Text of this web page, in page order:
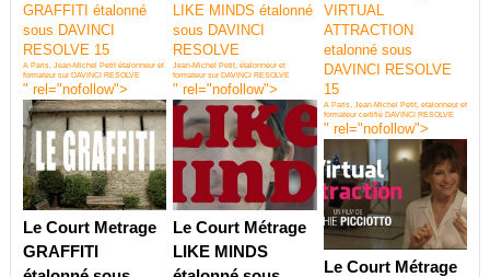
GRAFFITI étalonné
sous DAVINCI
RESOLVE 15
A Paris, Jean-Michel Petit étalonneur et
formateur sur DAVINCI RESOLVE
" rel="nofollow">
Le Court Metrage
GRAFFITI
LIKE MINDS étalonné
sous DAVINCI
RESOLVE
Jean-Michel Petit, étalonneur et
formateur sur DAVINCI RESOLVE
" rel="nofollow">
Le Court Métrage
LIKE MINDS
VIRTUAL
ATTRACTION
etalonné sous
DAVINCI RESOLVE
15
A Paris, Jean-Michel Petit, etalonneur et
formateur certifié DAVINCI RESOLVE
" rel="nofollow">
Le Court Métrage